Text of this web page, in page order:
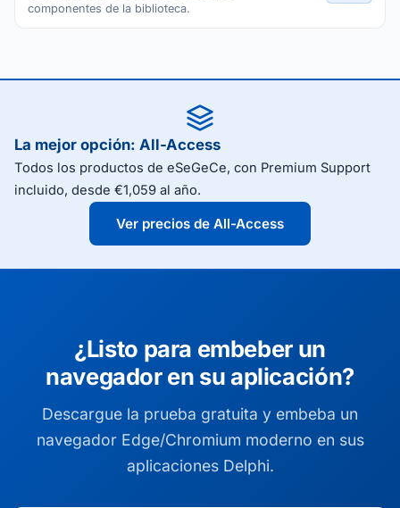
componentes de la biblioteca.
La mejor opción: All-Access
Todos los productos de eSeGeCe, con Premium Support
incluido, desde €1,059 al año.
Ver precios de All-Access
¿Listo para embeber un
navegador en su aplicación?
Descargue la prueba gratuita y embeba un
navegador Edge/Chromium moderno en sus
aplicaciones Delphi.